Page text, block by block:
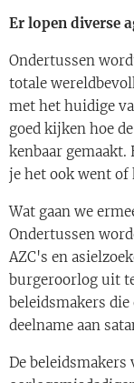
Er lopen diverse
Ondertussen
totale
met het huidige
goed kijken hoe
kenbaar gemaakt.
je het ook went of
Wat gaan we
Ondertussen
AZC's en
burgeroorlog uit
beleidsmakers
deelname aan
De beleidsmakers